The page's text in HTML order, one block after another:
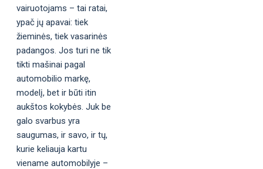
vairuotojams – tai ratai,
ypač jų apavai: tiek
žieminės, tiek vasarinės
padangos. Jos turi ne tik
tikti mašinai pagal
automobilio markę,
modelį, bet ir būti itin
aukštos kokybės. Juk be
galo svarbus yra
saugumas, ir savo, ir tų,
kurie keliauja kartu
viename automobilyje –